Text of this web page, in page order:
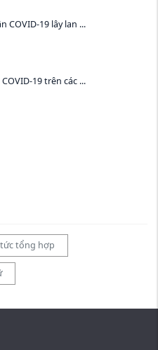
COVID-19 lây lan ...
19 trên các ...
tổng hợp